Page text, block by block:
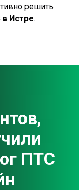
решить
Истре.
ПТС